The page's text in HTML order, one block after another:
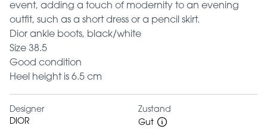
event, adding a touch of modernity to an evening
outfit, such as a short dress or a pencil skirt.
Dior ankle boots, black/white
Size 38.5
Good condition
Heel height is 6.5 cm
Designer
DIOR
Zustand
Gut